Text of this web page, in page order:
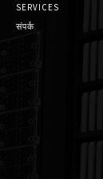
SERVICES
संपर्क